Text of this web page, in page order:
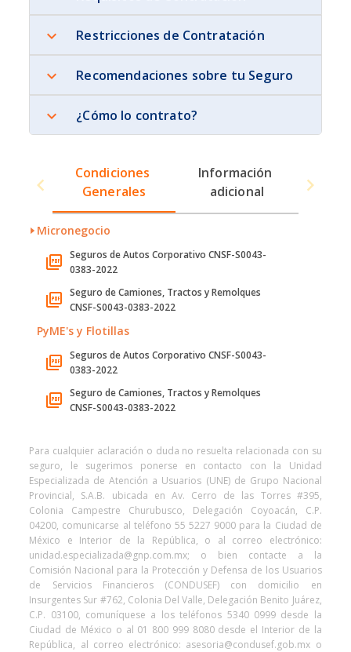
Restricciones de Contratación
Recomendaciones sobre tu Seguro
¿Cómo lo contrato?
Condiciones
Generales
Información
adicional
Micronegocio
Seguros de Autos Corporativo CNSF-S0043-
0383-2022
Seguro de Camiones, Tractos y Remolques
CNSF-S0043-0383-2022
PyME's y Flotillas
Seguros de Autos Corporativo CNSF-S0043-
0383-2022
Seguro de Camiones, Tractos y Remolques
CNSF-S0043-0383-2022
Para cualquier aclaración o duda no resuelta relacionada con su
seguro, le sugerimos ponerse en contacto con la Unidad
Especializada de Atención a Usuarios (UNE) de Grupo Nacional
Provincial, S.A.B. ubicada en Av. Cerro de las Torres #395,
Colonia Campestre Churubusco, Delegación Coyoacán, C.P.
04200, comunicarse al teléfono 55 5227 9000 para la Ciudad de
México e Interior de la República, o al correo electrónico:
unidad.especializada@gnp.com.mx; o bien contacte a la
Comisión Nacional para la Protección y Defensa de los Usuarios
de Servicios Financieros (CONDUSEF) con domicilio en
Insurgentes Sur #762, Colonia Del Valle, Delegación Benito Juárez,
C.P. 03100, comuníquese a los teléfonos 5340 0999 desde la
Ciudad de México o al 01 800 999 8080 desde el Interior de la
República, al correo electrónico: asesoria@condusef.gob.mx o